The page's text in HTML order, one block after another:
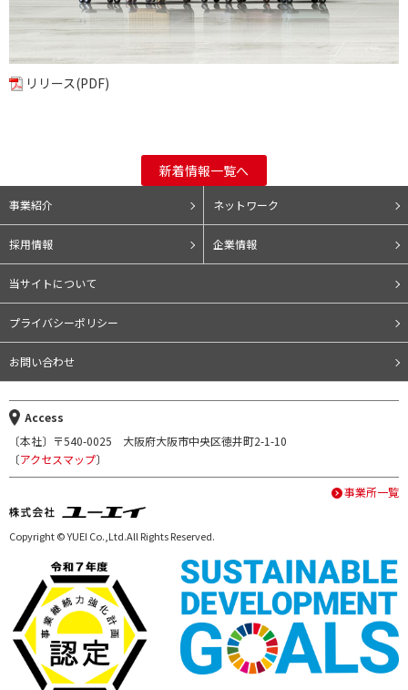
リリース(PDF)
新着情報一覧へ
事業紹介 ネットワーク
採用情報 企業情報
当サイトについて
プライバシーポリシー
お問い合わせ
Access
〔本社〕〒540-0025 大阪府大阪市中央区徳井町2-1-10
〔アクセスマップ〕
事業所一覧
Copyright © YUEI Co.,Ltd.All Rights Reserved.